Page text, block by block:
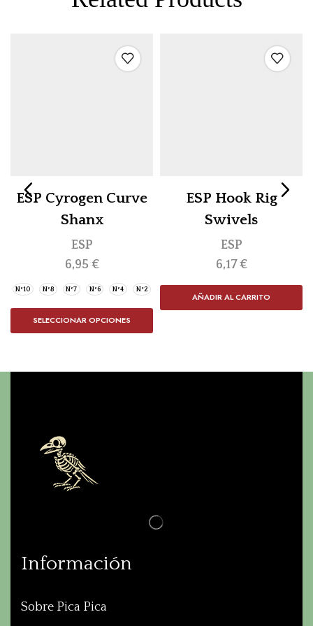
ESP Cyrogen Curve
Shanx
ESP
6,95 €
Nº10 Nº8 Nº7 Nº6 Nº4 Nº2
SELECCIONAR OPCIONES
ESP Hook Rig
Swivels
ESP
6,17€
AÑADIR AL CARRITO
Información
Sobre Pica Pica